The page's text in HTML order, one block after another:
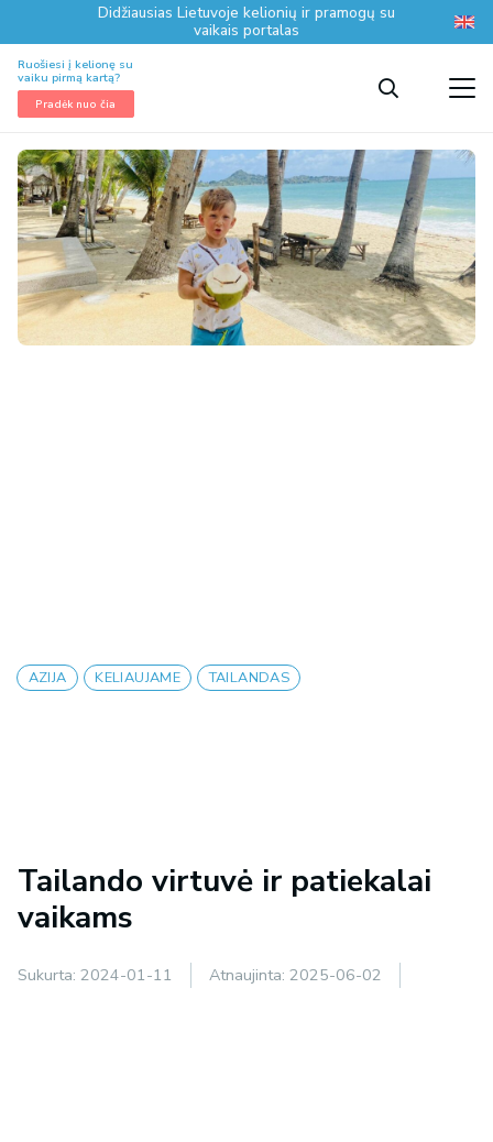
Didžiausias Lietuvoje kelionių ir pramogų su
vaikais portalas
Ruošiesi į kelionę su
vaiku pirmą kartą?
Pradėk nuo čia
AZIJA KELIAUJAME TAILANDAS
Tailando virtuvė ir patiekalai
vaikams
Sukurta: 2024-01-11 Atnaujinta: 2025-06-02